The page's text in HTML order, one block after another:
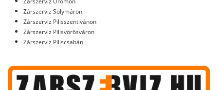
Zárszerviz Solymáron
Zárszerviz Pilisszentivánon
Zárszerviz Pilisvörösváron
Zárszerviz Piliscsabán